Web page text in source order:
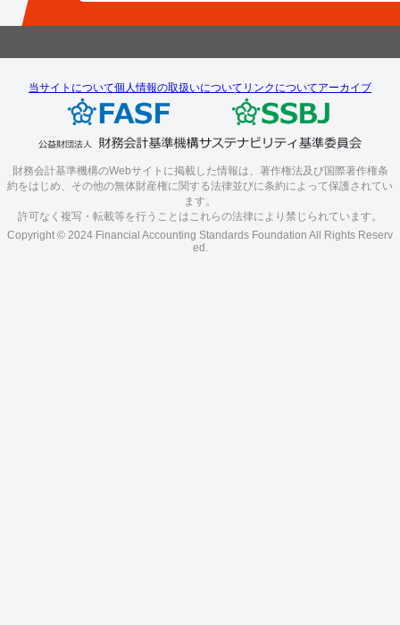
当サイトについて個人情報の取扱いについて リンクについてアーカイブ
財務会計基準機構のWebサイトに掲載した情報は、著作権法及び国際著作権条
約をはじめ、その他の無体財産権に関する法律並びに条約によって保護されてい
ます。
許可なく複写・転載等を行うことはこれらの法律により禁じられています。
Copyright © 2024 Financial Accounting Standards Foundation All Rights Reserv
ed.